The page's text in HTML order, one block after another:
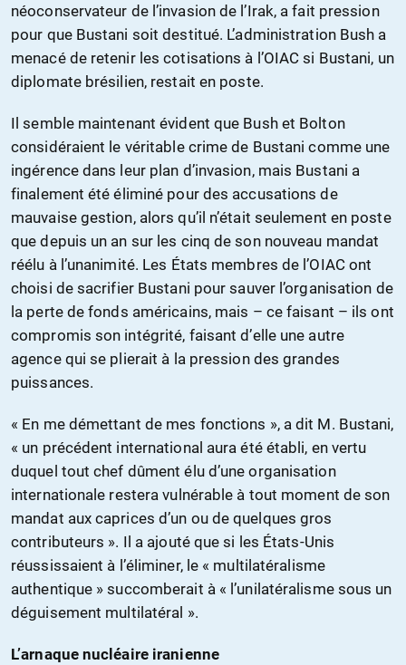
néoconservateur de l’invasion de l’Irak, a fait pression
pour que Bustani soit destitué. L’administration Bush a
menacé de retenir les cotisations à l’OIAC si Bustani, un
diplomate brésilien, restait en poste.
Il semble maintenant évident que Bush et Bolton
considéraient le véritable crime de Bustani comme une
ingérence dans leur plan d’invasion, mais Bustani a
finalement été éliminé pour des accusations de
mauvaise gestion, alors qu’il n’était seulement en poste
que depuis un an sur les cinq de son nouveau mandat
réélu à l’unanimité. Les États membres de l’OIAC ont
choisi de sacrifier Bustani pour sauver l’organisation de
la perte de fonds américains, mais – ce faisant – ils ont
compromis son intégrité, faisant d’elle une autre
agence qui se plierait à la pression des grandes
puissances.
« En me démettant de mes fonctions », a dit M. Bustani,
« un précédent international aura été établi, en vertu
duquel tout chef dûment élu d’une organisation
internationale restera vulnérable à tout moment de son
mandat aux caprices d’un ou de quelques gros
contributeurs ». Il a ajouté que si les États-Unis
réussissaient à l’éliminer, le « multilatéralisme
authentique » succomberait à « l’unilatéralisme sous un
déguisement multilatéral ».
L’arnaque nucléaire iranienne